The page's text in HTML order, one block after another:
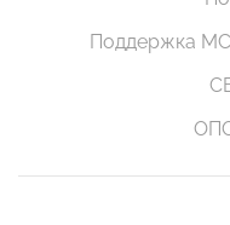
Поддержка